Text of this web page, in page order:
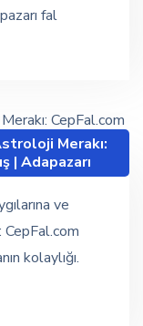
fal
Merakı:
| Adapazarı
ve
kolaylığı.